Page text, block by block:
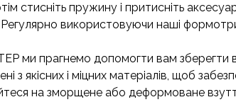
стисніть пружину і притисніть
Регулярно використовуючи наші
ми прагнемо допомогти вам зберегти
з якісних і міцних матеріалів, щоб
на зморщене або деформоване